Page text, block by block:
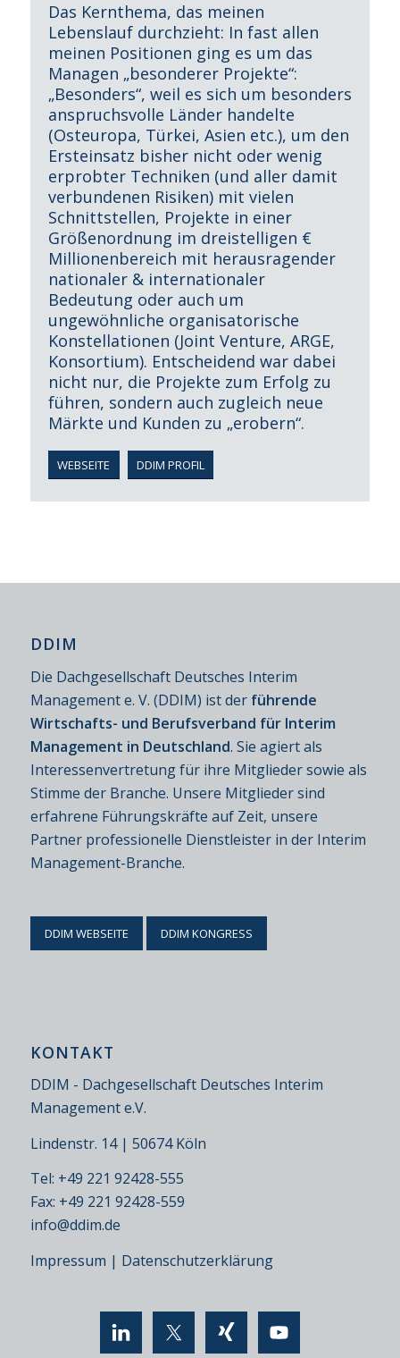
Das Kernthema, das meinen
Lebenslauf durchzieht: In fast allen
meinen Positionen ging es um das
Managen „besonderer Projekte“:
„Besonders“, weil es sich um besonders
anspruchsvolle Länder handelte
(Osteuropa, Türkei, Asien etc.), um den
Ersteinsatz bisher nicht oder wenig
erprobter Techniken (und aller damit
verbundenen Risiken) mit vielen
Schnittstellen, Projekte in einer
Größenordnung im dreistelligen €
Millionenbereich mit herausragender
nationaler & internationaler
Bedeutung oder auch um
ungewöhnliche organisatorische
Konstellationen (Joint Venture, ARGE,
Konsortium). Entscheidend war dabei
nicht nur, die Projekte zum Erfolg zu
führen, sondern auch zugleich neue
Märkte und Kunden zu „erobern“.
WEBSEITE DDIM PROFIL
DDIM
Die Dachgesellschaft Deutsches Interim
Management e. V. (DDIM) ist der führende
Wirtschafts- und Berufsverband für Interim
Management in Deutschland. Sie agiert als
Interessenvertretung für ihre Mitglieder sowie als
Stimme der Branche. Unsere Mitglieder sind
erfahrene Führungskräfte auf Zeit, unsere
Partner professionelle Dienstleister in der Interim
Management-Branche.
DDIM WEBSEITE DDIM KONGRESS
KONTAKT
DDIM - Dachgesellschaft Deutsches Interim
Management e.V.
Lindenstr. 14 | 50674 Köln
Tel: +49 221 92428-555
Fax: +49 221 92428-559
info@ddim.de
Impressum | Datenschutzerklärung